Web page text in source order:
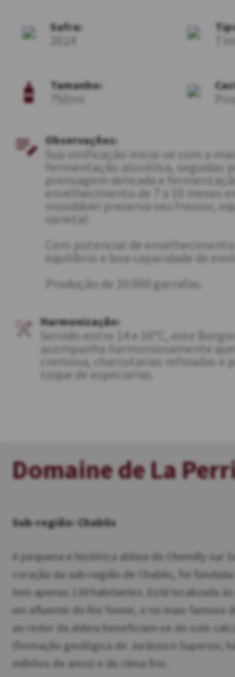
Safra:
2024
Tamanho:
750ml
Observações:
Sua vinificação inicia-se com a
fermentação alcoólica, seguidas
prensagem delicada e
envelhecimento de 7 a 10 meses
inoxidável preserva seu frescor,
varietal.
Com potencial de
equilíbrio e boa capacidade de
Produção de 10.000 garrafas.
Harmonização:
Servido entre 14 e 16°C, este
acompanha harmoniosamente
cremosa, charcutarias refinadas e
toque de especiarias.
Domaine de La
Sub-região: Chablis
A pequena e histórica aldeia de Chemilly sur
coração da sub-região de Chablis, foi
tem apenas 130 habitantes. Está localizada
um afluente do Rio Yonne, o rio mais famoso
ao redor da aldeia beneficiam-se do solo
(formação geológica do Jurássico Superior,
milhões de anos) e do clima frio.